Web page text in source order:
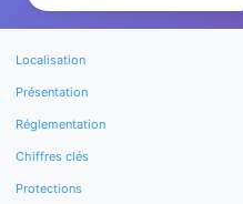
Localisation
Présentation
Réglementation
Chiffres clés
Protections